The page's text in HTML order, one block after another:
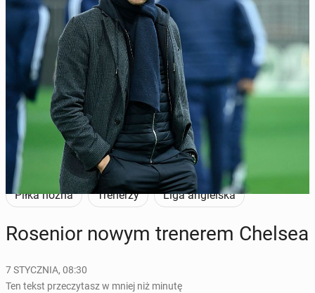
Chelsea już z nowym trenerem, urodzonym w Londynie byłym
obrońcą Fulham. (Fot. Frederic DIDES / AFP via Getty Images)
Piłka nożna Trenerzy Liga angielska
Ro­se­nior nowym tre­ne­rem Chelsea
7 STYCZNIA, 08:30
Ten tekst przeczytasz w mniej niż minutę